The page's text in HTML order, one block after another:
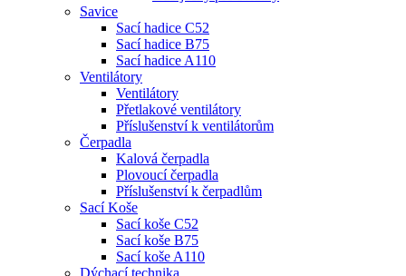
Savice
Sací hadice C52
Sací hadice B75
Sací hadice A110
Ventilátory
Ventilátory
Přetlakové ventilátory
Příslušenství k ventilátorům
Čerpadla
Kalová čerpadla
Plovoucí čerpadla
Příslušenství k čerpadlům
Sací Koše
Sací koše C52
Sací koše B75
Sací koše A110
Dýchací technika